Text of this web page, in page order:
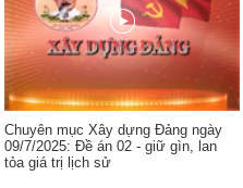
Chuyên mục Xây dựng Đảng ngày
09/7/2025: Đề án 02 - giữ gìn, lan
tỏa giá trị lịch sử